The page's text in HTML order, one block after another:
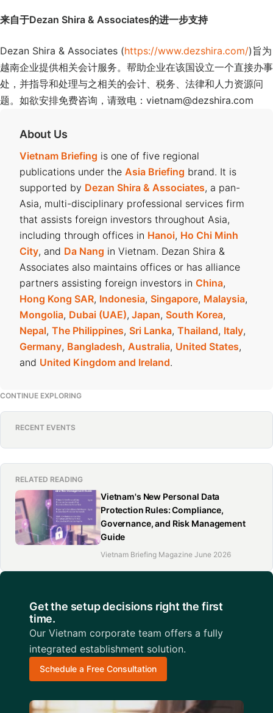
来自于Dezan Shira & Associates的进一步支持
Dezan Shira & Associates (https://www.dezshira.com/)旨为
越南企业提供相关会计服务。帮助企业在该国设立一个直接办事
处，并指导和处理与之相关的会计、税务、法律和人力资源问
题。如欲安排免费咨询，请致电：vietnam@dezshira.com
About Us
Vietnam Briefing is one of five regional
publications under the Asia Briefing brand. It is
supported by Dezan Shira & Associates, a pan-
Asia, multi-disciplinary professional services firm
that assists foreign investors throughout Asia,
including through offices in Hanoi, Ho Chi Minh
City, and Da Nang in Vietnam. Dezan Shira &
Associates also maintains offices or has alliance
partners assisting foreign investors in China,
Hong Kong SAR, Indonesia, Singapore, Malaysia,
Mongolia, Dubai (UAE), Japan, South Korea,
Nepal, The Philippines, Sri Lanka, Thailand, Italy,
Germany, Bangladesh, Australia, United States,
and United Kingdom and Ireland.
CONTINUE EXPLORING
RECENT EVENTS
RELATED READING
Vietnam's New Personal Data
Protection Rules: Compliance,
Governance, and Risk Management
Guide
Vietnam Briefing Magazine June 2026
Get the setup decisions right the first
time.
Our Vietnam corporate team offers a fully
integrated establishment solution.
Schedule a Free Consultation